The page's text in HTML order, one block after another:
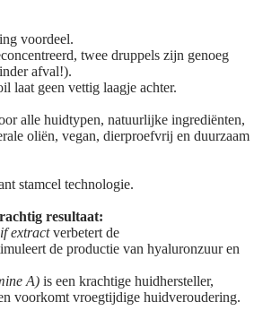
voordeel.
twee druppels zijn genoeg
afval!).
laat geen vettig laagje achter.
alle huidtypen, natuurlijke ingrediënten,
oliën, vegan, dierproefvrij en duurzaam
stamcel technologie.
resultaat:
extractverbetert de
de productie van hyaluronzuur en
A) is een krachtige huidhersteller,
voorkomt vroegtijdige huidveroudering.